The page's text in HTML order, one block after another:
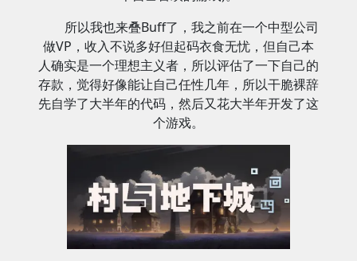
所以我也来叠Buff了，我之前在一个中型公司
做VP，收入不说多好但起码衣食无忧，但自己本
人确实是一个理想主义者，所以评估了一下自己的
存款，觉得好像能让自己任性几年，所以干脆裸辞
先自学了大半年的代码，然后又花大半年开发了这
个游戏。